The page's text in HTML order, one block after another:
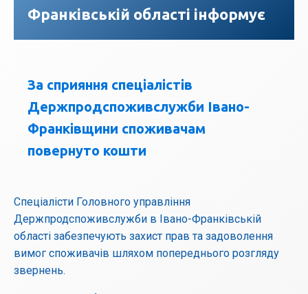
Франківській області інформує
За сприяння спеціалістів
Держпродспоживслужби Івано-
Франківщини споживачам
повернуто кошти
Спеціалісти Головного управління
Держпродспоживслужби в Івано-Франківській
області забезпечують захист прав та задоволення
вимог споживачів шляхом попереднього розгляду
звернень.